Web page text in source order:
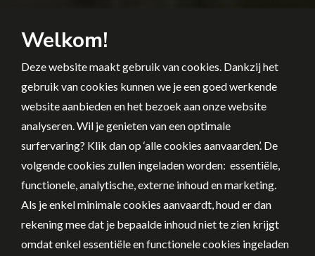
Welkom!
Deze website maakt gebruik van cookies. Dankzij het
gebruik van cookies kunnen we je een goed werkende
website aanbieden en het bezoek aan onze website
analyseren. Wil je genieten van een optimale
surfervaring? Klik dan op ‘alle cookies aanvaarden’. De
volgende cookies zullen ingeladen worden: essentiële,
functionele, analytische, externe inhoud en marketing.
Als je enkel minimale cookies aanvaardt, houd er dan
rekening mee dat je bepaalde inhoud niet te zien krijgt
omdat enkel essentiële en functionele cookies ingeladen